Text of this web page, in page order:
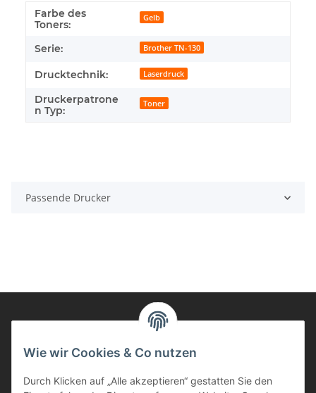
Farbe des
Toners:
Gelb
Serie: Brother TN-130
Drucktechnik: Laserdruck
Druckerpatrone
n Typ:
Toner
Passende Drucker
Informationen
Kunden Service
Wie wir Cookies & Co nutzen
Durch Klicken auf „Alle akzeptieren“ gestatten Sie den